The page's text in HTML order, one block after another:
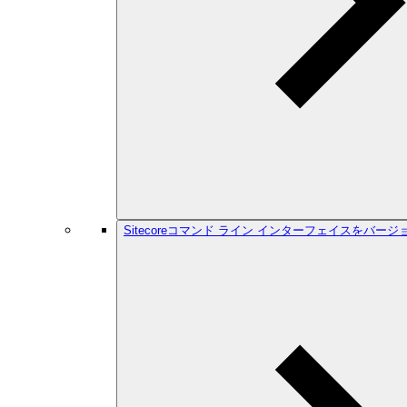
Sitecoreコマンド ライン インターフェイスをバージ